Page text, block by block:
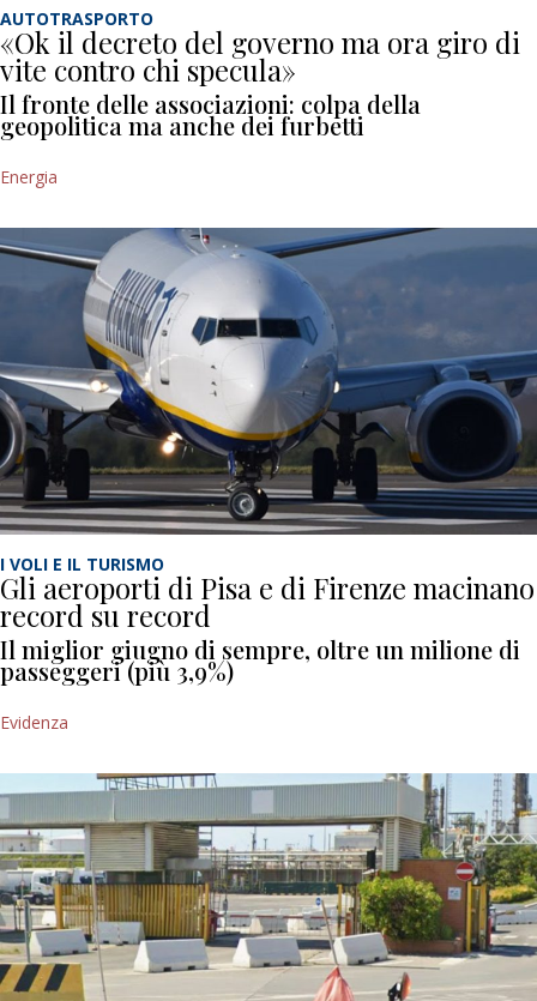
AUTOTRASPORTO
«Ok il decreto del governo ma ora giro di
vite contro chi specula»
Il fronte delle associazioni: colpa della
geopolitica ma anche dei furbetti
Energia
I VOLI E IL TURISMO
Gli aeroporti di Pisa e di Firenze macinano
record su record
Il miglior giugno di sempre, oltre un milione di
passeggeri (più 3,9%)
Evidenza